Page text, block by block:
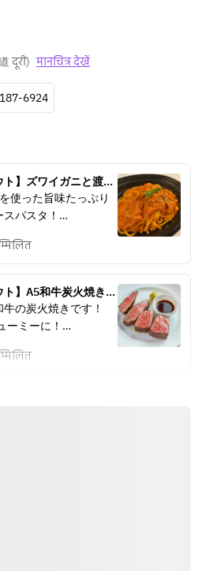
दूरी) मानचित्र देखें
6924
ト】ズワイガニと渡り
ームソース　もちも
使った旨味たっぷり
パスタ！
ト】A5和牛炭火焼き
の炭火焼きです！
ーミーに！
フまで！！